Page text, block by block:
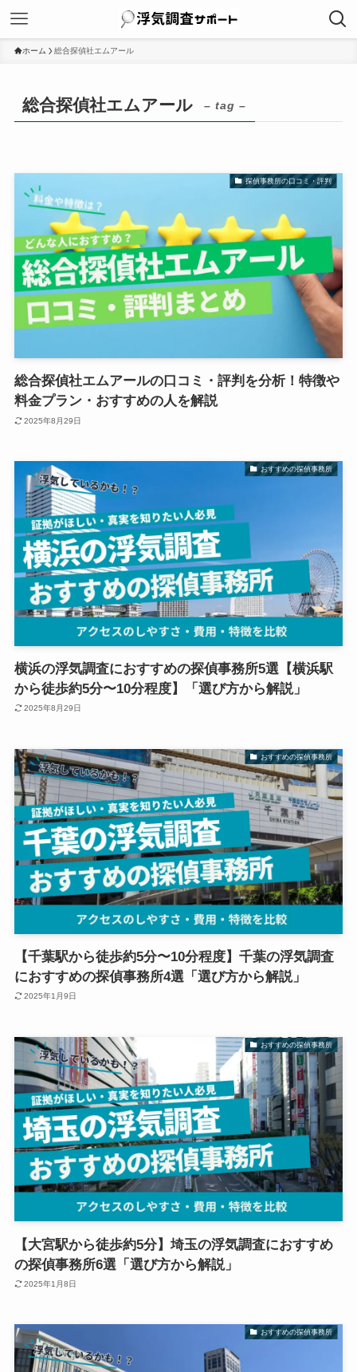
ホーム 総合探偵社エムアール
総合探偵社エムアール – tag –
探偵事務所の口コミ・評判
総合探偵社エムアールの口コミ・評判を分析！特徴や
料金プラン・おすすめの人を解説
2025年8月29日
おすすめの探偵事務所
横浜の浮気調査におすすめの探偵事務所5選【横浜駅
から徒歩約5分〜10分程度】「選び方から解説」
2025年8月29日
おすすめの探偵事務所
【千葉駅から徒歩約5分〜10分程度】千葉の浮気調査
におすすめの探偵事務所4選「選び方から解説」
2025年1月9日
おすすめの探偵事務所
【大宮駅から徒歩約5分】埼玉の浮気調査におすすめ
の探偵事務所6選「選び方から解説」
2025年1月8日
おすすめの探偵事務所